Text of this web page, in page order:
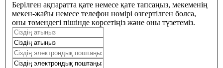
Берілген ақпаратта қате немесе қате тапсаңыз, мекеменің
мекен-жайы немесе телефон нөмірі өзгертілген болса,
оны төмендегі пішінде көрсетіңіз және оны түзетеміз.